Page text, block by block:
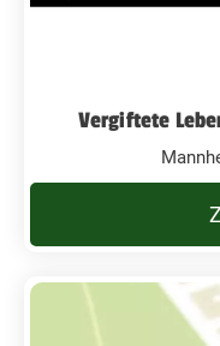
Vergiftete